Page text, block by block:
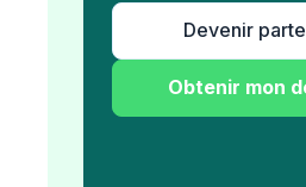
Devenir
Obtenir mon